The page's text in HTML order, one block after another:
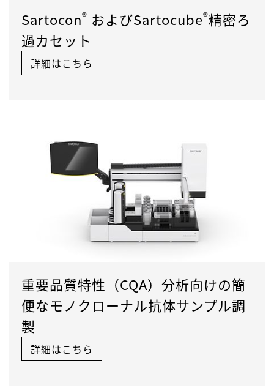
Sartocon® およびSartocube®精密ろ
過カセット
詳細はこちら
重要品質特性（CQA）分析向けの簡
便なモノクローナル抗体サンプル調
製
詳細はこちら